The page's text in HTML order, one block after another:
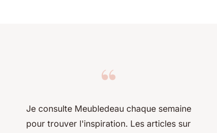
“
Je consulte Meubledeau chaque semaine
pour trouver l'inspiration. Les articles sur